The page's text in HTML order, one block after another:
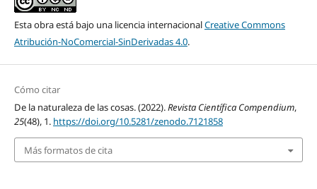
Esta obra está bajo una licencia internacionalCreative Commons
Atribución-NoComercial-SinDerivadas 4.0.
Cómo citar
De la naturaleza de las cosas. (2022).Revista Científica Compendium,
25(48), 1. https://doi.org/10.5281/zenodo.7121858
Más formatos de cita